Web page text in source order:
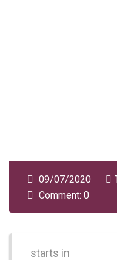
09/07/2020
Comment: 0
starts in